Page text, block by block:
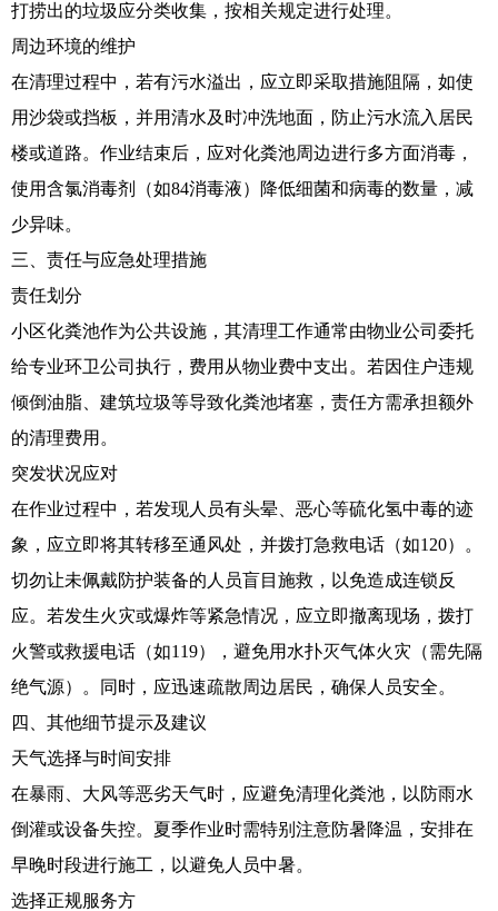
打捞出的垃圾应分类收集，按相关规定进行处理。
周边环境的维护
在清理过程中，若有污水溢出，应立即采取措施阻隔，如使
用沙袋或挡板，并用清水及时冲洗地面，防止污水流入居民
楼或道路。作业结束后，应对化粪池周边进行多方面消毒，
使用含氯消毒剂（如84消毒液）降低细菌和病毒的数量，减
少异味。
三、责任与应急处理措施
责任划分
小区化粪池作为公共设施，其清理工作通常由物业公司委托
给专业环卫公司执行，费用从物业费中支出。若因住户违规
倾倒油脂、建筑垃圾等导致化粪池堵塞，责任方需承担额外
的清理费用。
突发状况应对
在作业过程中，若发现人员有头晕、恶心等硫化氢中毒的迹
象，应立即将其转移至通风处，并拨打急救电话（如120）。
切勿让未佩戴防护装备的人员盲目施救，以免造成连锁反
应。若发生火灾或爆炸等紧急情况，应立即撤离现场，拨打
火警或救援电话（如119），避免用水扑灭气体火灾（需先隔
绝气源）。同时，应迅速疏散周边居民，确保人员安全。
四、其他细节提示及建议
天气选择与时间安排
在暴雨、大风等恶劣天气时，应避免清理化粪池，以防雨水
倒灌或设备失控。夏季作业时需特别注意防暑降温，安排在
早晚时段进行施工，以避免人员中暑。
选择正规服务方